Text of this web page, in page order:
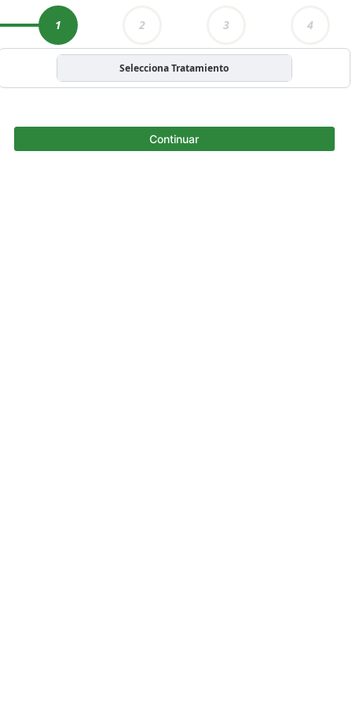
1 2 3 4
Selecciona Tratamiento
Continuar